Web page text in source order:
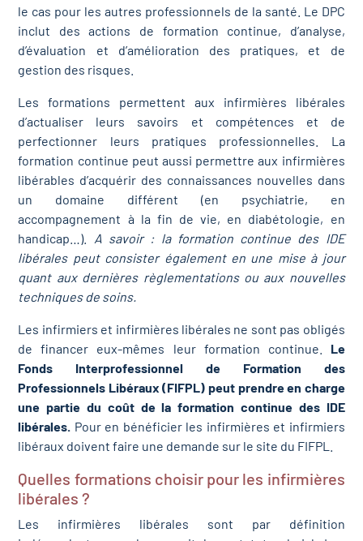
le cas pour les autres professionnels de la santé. Le DPC
inclut des actions de formation continue, d’analyse,
d’évaluation et d’amélioration des pratiques, et de
gestion des risques.
Les formations permettent aux infirmières libérales
d’actualiser leurs savoirs et compétences et de
perfectionner leurs pratiques professionnelles. La
formation continue peut aussi permettre aux infirmières
libérables d’acquérir des connaissances nouvelles dans
un domaine différent (en psychiatrie, en
accompagnement à la fin de vie, en diabétologie, en
handicap…).
A savoir : la formation continue des IDE
libérales peut consister également en une mise à jour
quant aux dernières règlementations ou aux nouvelles
techniques de soins.
Les infirmiers et infirmières libérales ne sont pas obligés
de financer eux-mêmes leur formation continue. Le
Fonds Interprofessionnel de Formation des
Professionnels Libéraux (FIFPL) peut prendre en charge
une partie du coût de la formation continue des IDE
libérales. Pour en bénéficier les infirmières et infirmiers
libéraux doivent faire une demande sur le site du FIFPL.
Quelles formations choisir pour les infirmières
libérales ?
Les infirmières libérales sont par définition